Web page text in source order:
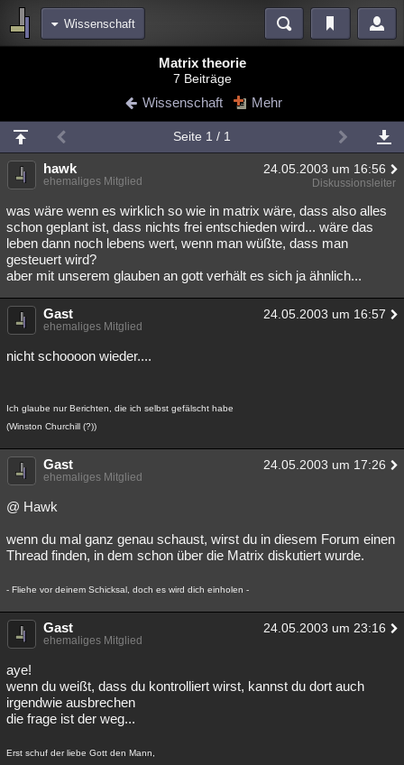
Wissenschaft
Blogs
Chat Wiki Neuigkeiten
meine Rubriken
Menschen Mystery Kriminalfälle
Spiritualität Verschwörungen Technologie Ufologie
Natur Umfragen Unterhaltung
weitere Rubriken
Philosophie Träume Orte Esoterik Literatur
Astronomie Helpdesk
Besucht Teilgenommen
Lesenswert
Matrix theorie
7 Beiträge
Wissenschaft Mehr
Seite 1 / 1
hawk 24.05.2003 um 16:56
ehemaliges Mitglied Diskussionsleiter
was wäre wenn es wirklich so wie in matrix wäre, dass also alles
schon geplant ist, dass nichts frei entschieden wird... wäre das
leben dann noch lebens wert, wenn man wüßte, dass man
gesteuert wird?
aber mit unserem glauben an gott verhält es sich ja ähnlich...
Gast 24.05.2003 um 16:57
ehemaliges Mitglied
nicht schoooon wieder....
Ich glaube nur Berichten, die ich selbst gefälscht habe
(Winston Churchill (?))
Gast 24.05.2003 um 17:26
ehemaliges Mitglied
@ Hawk
wenn du mal ganz genau schaust, wirst du in diesem Forum einen
Thread finden, in dem schon über die Matrix diskutiert wurde.
- Fliehe vor deinem Schicksal, doch es wird dich einholen -
Gast 24.05.2003 um 23:16
ehemaliges Mitglied
aye!
wenn du weißt, dass du kontrolliert wirst, kannst du dort auch
irgendwie ausbrechen
die frage ist der weg...
Erst schuf der liebe Gott den Mann,